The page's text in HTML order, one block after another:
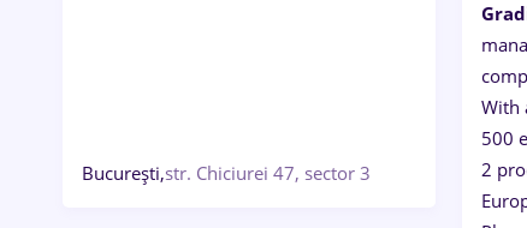
București,str. Chiciurei 47, sector 3
With
500
2